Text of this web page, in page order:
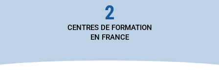
CENTRES DE FORMATION
EN FRANCE
2